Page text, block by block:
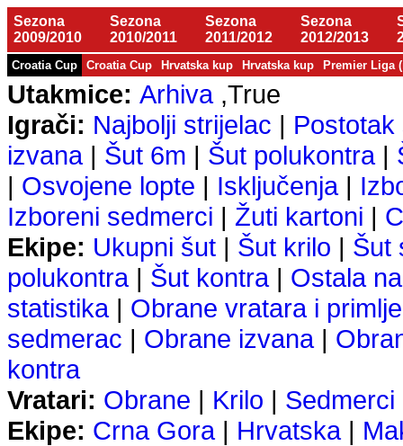
Sezona
2009/2010
Sezona
2010/2011
Sezona
2011/2012
Sezona
2012/2013
Croatia Cup Croatia Cup Hrvatska kup Hrvatska kup Premier Liga
Utakmice: Arhiva,True
Igrači: Najbolji strijelac | Postotak
izvana| Šut 6m | Šut polukontra|
| Osvojene lopte | Isključenja|
Izboreni sedmerci | Žuti kartoni |
Ekipe: Ukupni šut | Šut krilo | Šut
polukontra| Šut kontra| Ostala
statistika| Obrane vratara i
sedmerac | Obrane izvana|
kontra
Vratari: Obrane | Krilo | Sedmerci
Ekipe: Crna Gora| Hrvatska|